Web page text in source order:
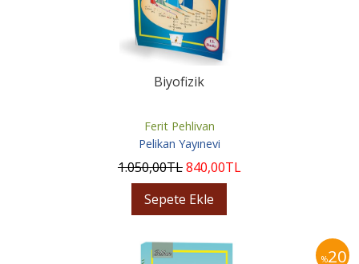
Biyofizik
Ferit Pehlivan
Pelikan Yayınevi
1.050,00TL840,00TL
Sepete Ekle
%20